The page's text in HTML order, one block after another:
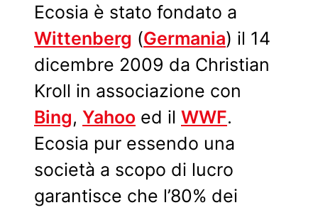
Ecosia è stato fondato a
Wittenberg (Germania) il 14
dicembre 2009 da Christian
Kroll in associazione con
Bing, Yahoo ed il WWF.
Ecosia pur essendo una
società a scopo di lucro
garantisce che l’80% dei